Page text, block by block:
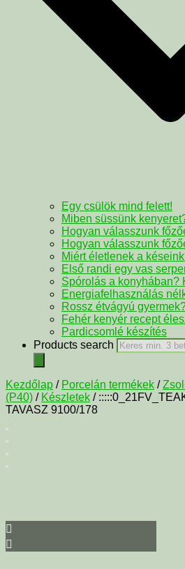
Egy csülök mind felett!
Miben süssünk
Hogyan válasszunk
Hogyan válasszunk
Miért életlenek a
Első randi egy vas
Spórolás a konyhában?
Energiafelhasználás
Rossz étvágyú
Fehér kenyér recept
Pardicsomlé készítés
Products search
Kezdőlap / Porcelán termékek /
(P40) / Készletek /
TAVASZ 9100/178